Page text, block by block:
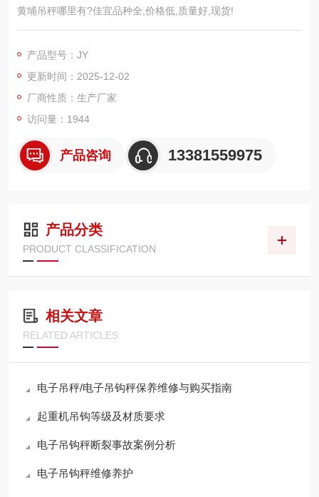
黄埔吊秤哪里有?佳宜品种全,价格低,质量好,现货!
产品型号：JY
更新时间：2025-12-02
厂商性质：生产厂家
访问量：1944
产品咨询 13381559975
产品分类
PRODUCT CLASSIFICATION
相关文章
RELATED ARTICLES
电子吊秤/电子吊钩秤保养维修与购买指南
起重机吊钩等级及材质要求
电子吊钩秤断裂事故案例分析
电子吊钩秤维修养护